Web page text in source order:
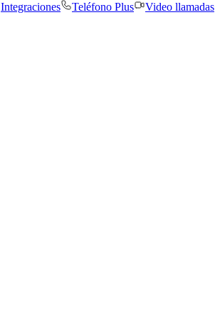
Integraciones Teléfono Plus Video llamadas